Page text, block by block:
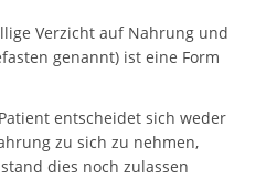
Verzicht auf Nahrung und
genannt) ist eine Form
entscheidet sich weder
zu sich zu nehmen,
dies noch zulassen